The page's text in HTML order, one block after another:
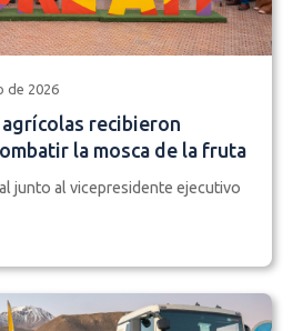
de 2026
recibieron
la mosca de la fruta
junto al vicepresidente ejecutivo